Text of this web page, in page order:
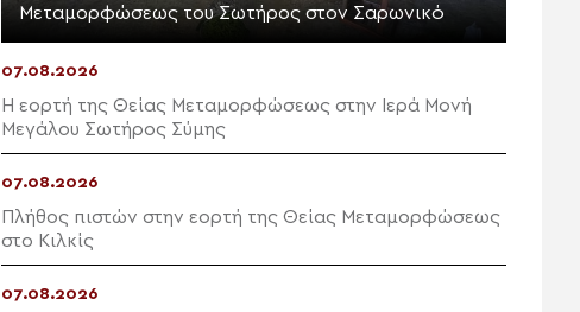
Μεταμορφώσεως του Σωτήρος στον Σαρωνικό
07.08.2026
Η εορτή της Θείας Μεταμορφώσεως στην Ιερά Μονή
Μεγάλου Σωτήρος Σύμης
07.08.2026
Πλήθος πιστών στην εορτή της Θείας Μεταμορφώσεως
στο Κιλκίς
07.08.2026